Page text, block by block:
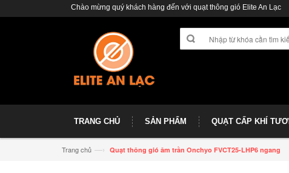
Chào mừng quý khách hàng đến với quạt thông gió Elite An Lạc
TRANG CHỦ SẢN PHẨM QUẠT CẤP KHÍ TƯƠI
Trang chủ —› Quạt thông gió âm trần Onchyo FVCT25-LHP6 ngang